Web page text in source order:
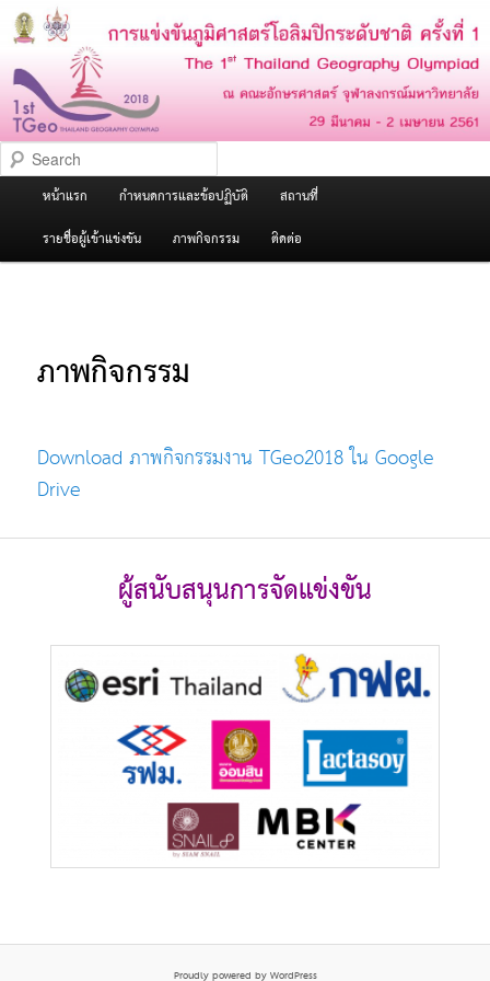
The 1st Thailand Geography
Olympiad
Search
Skip
to
หน้าแรก กำหนดการและข้อปฏิบัติ
สถานที่
รายชื่อผู้เข้าแข่งขัน
ภาพกิจกรรม ติดต่อ
ภาพกิจกรรม
Download ภาพกิจกรรมงาน TGeo2018 ใน Google
Drive
ผู้สนับสนุนการจัดแข่งขัน
Proudly powered by WordPress